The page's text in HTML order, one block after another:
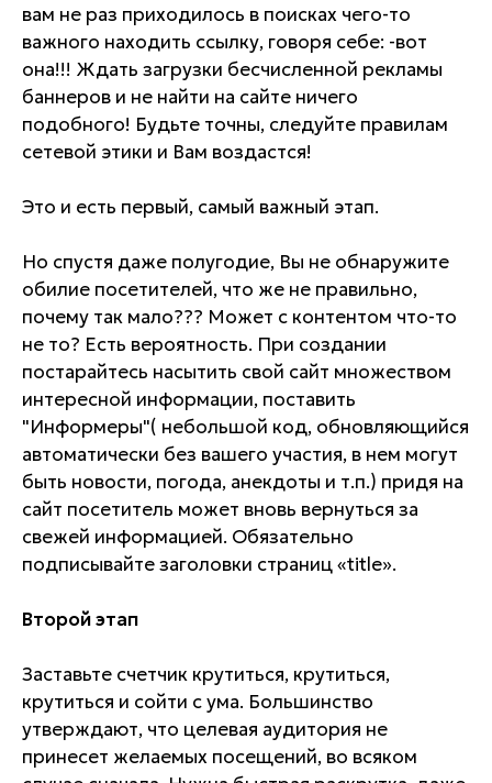
вам не раз приходилось в поисках чего-то
важного находить ссылку, говоря себе: -вот
она!!! Ждать загрузки бесчисленной рекламы
баннеров и не найти на сайте ничего
подобного! Будьте точны, следуйте правилам
сетевой этики и Вам воздастся!
Это и есть первый, самый важный этап.
Но спустя даже полугодие, Вы не обнаружите
обилие посетителей, что же не правильно,
почему так мало??? Может с контентом что-то
не то? Есть вероятность. При создании
постарайтесь насытить свой сайт множеством
интересной информации, поставить
"Информеры"( небольшой код, обновляющийся
автоматически без вашего участия, в нем могут
быть новости, погода, анекдоты и т.п.) придя на
сайт посетитель может вновь вернуться за
свежей информацией. Обязательно
подписывайте заголовки страниц «title».
Второй этап
Заставьте счетчик крутиться, крутиться,
крутиться и сойти с ума. Большинство
утверждают, что целевая аудитория не
принесет желаемых посещений, во всяком